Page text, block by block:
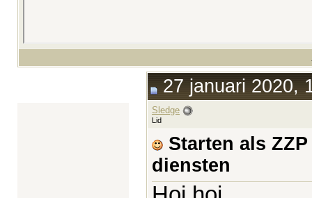
27 januari 2020,
Sledge
Lid
Starten als
diensten